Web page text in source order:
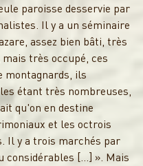
paroisse desservie par
Il y a un séminaire
assez bien bâti, très
très occupé, ces
montagnards, ils
étant très nombreuses,
qu'on en destine
et les octrois
Il y a trois marchés par
considérables […] ». Mais